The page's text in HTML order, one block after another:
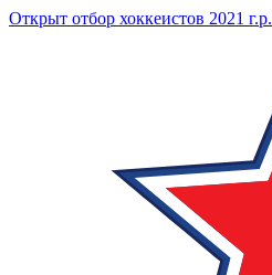
Открыт отбор хоккеистов 2021 г.р.